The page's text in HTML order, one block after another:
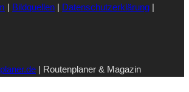
| Bildquellen | Datenschutzerklärung |
| Routenplaner & Magazin